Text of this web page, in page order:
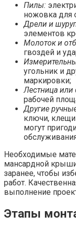
Пилы:
ножовка для
Дрели и
элементов
Молоток и
гвоздей и
угольник и
маркировки;
Лестница или
рабочей
Другие
ключи, клещи
могут
Необходимые
мансардной
заранее, чтобы
работ.
выполнение
Этапы